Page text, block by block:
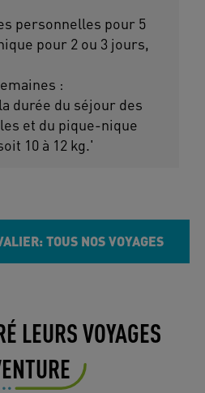
personnelles pour 5
pour 2 ou 3 jours,
:
durée du séjour des
et du pique-nique
10 à 12 kg.'
TOUS NOS VOYAGES
LEURS VOYAGES